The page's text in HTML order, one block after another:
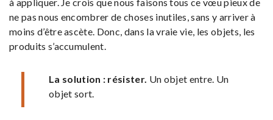
à appliquer. Je crois que nous faisons tous ce vœu pieux de
ne pas nous encombrer de choses inutiles, sans y arriver à
moins d’être ascète. Donc, dans la vraie vie, les objets, les
produits s’accumulent.
La solution : résister. Un objet entre. Un
objet sort.